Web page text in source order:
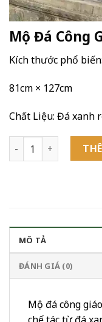
Mộ Đá Công
Kích thước phổ biến:
81cm × 127cm
Chất Liệu: Đá xanh
Mộ Đá Công Giáo -
MÔ TẢ
ĐÁNH GIÁ (0)
Mộ đá công